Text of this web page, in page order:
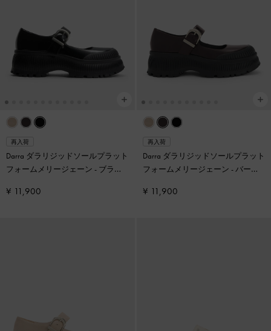
再入荷
Darra ダラリジッドソールプラット
フォームメリージェーン - ブラッ
¥ 11,900
再入荷
Darra ダラリジッドソールプラット
フォームメリージェーン -バーガ
¥ 11,900